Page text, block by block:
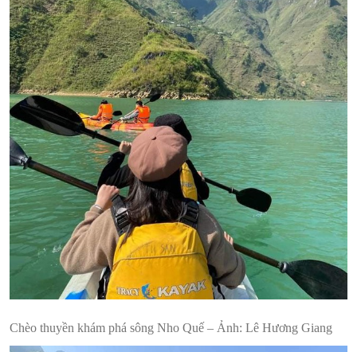
Chèo thuyền khám phá sông Nho Quế – Ảnh: Lê Hương Giang